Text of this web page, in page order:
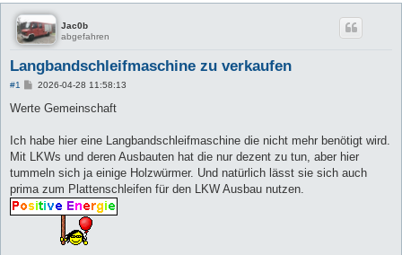
Jac0b
abgefahren
Langbandschleifmaschine zu verkaufen
#1
B
i
a
2026-04-28 11:58:13
Werte Gemeinschaft
Ich habe hier eine Langbandschleifmaschine die nicht mehr benötigt wird.
Mit LKWs und deren Ausbauten hat die nur dezent zu tun, aber hier
tummeln sich ja einige Holzwürmer. Und natürlich lässt sie sich auch
prima zum Plattenschleifen für den LKW Ausbau nutzen.